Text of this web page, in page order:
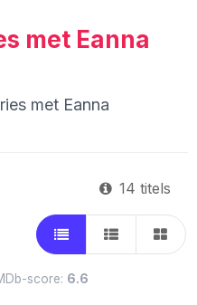
met Eanna
met Eanna
14 titels
score: 6.6